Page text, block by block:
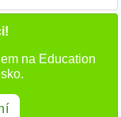
na Education